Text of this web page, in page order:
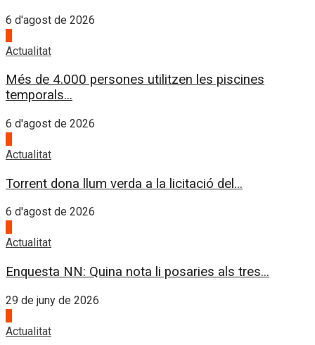
6 d'agost de 2026
Actualitat
Més de 4.000 persones utilitzen les piscines
temporals...
6 d'agost de 2026
Actualitat
Torrent dona llum verda a la licitació del...
6 d'agost de 2026
Actualitat
Enquesta NN: Quina nota li posaries als tres...
29 de juny de 2026
Actualitat